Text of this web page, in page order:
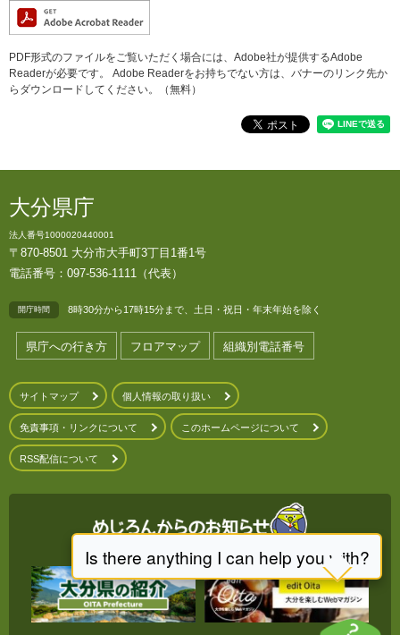
PDF形式のファイルをご覧いただく場合には、Adobe社が提供するAdobe
Readerが必要です。
Adobe Readerをお持ちでない方は、バナーのリンク先か
らダウンロードしてください。（無料）
大分県庁
法人番号1000020440001
〒870-8501 大分市大手町3丁目1番1号
電話番号：097-536-1111（代表）
開庁時間 8時30分から17時15分まで、土日・祝日・年末年始を除く
県庁への行き方 フロアマップ 組織別電話番号
サイトマップ 個人情報の取り扱い
免責事項・リンクについて このホームページについて
RSS配信について